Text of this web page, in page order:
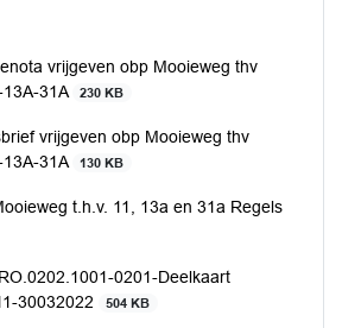
vrijgeven obp Mooieweg thv
31A
230 KB
vrijgeven obp Mooieweg thv
31A
130 KB
t.h.v. 11, 13a en 31a Regels
0201-Deelkaart
30032022
504 KB